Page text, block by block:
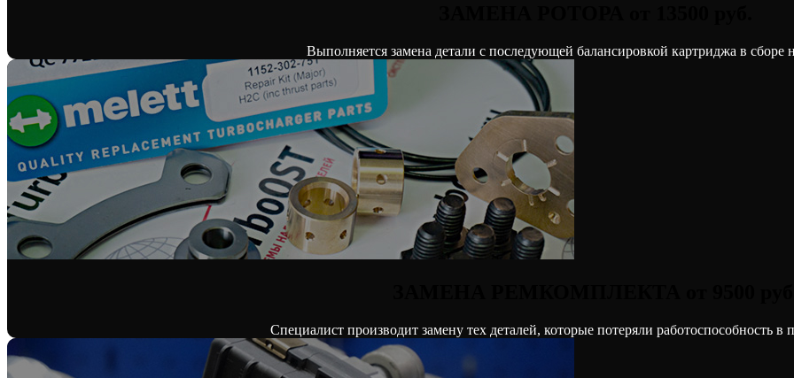
Выполняется замена детали с последующей балансировкой картриджа в сборе
Специалист производит замену тех деталей, которые потеряли работоспособность в